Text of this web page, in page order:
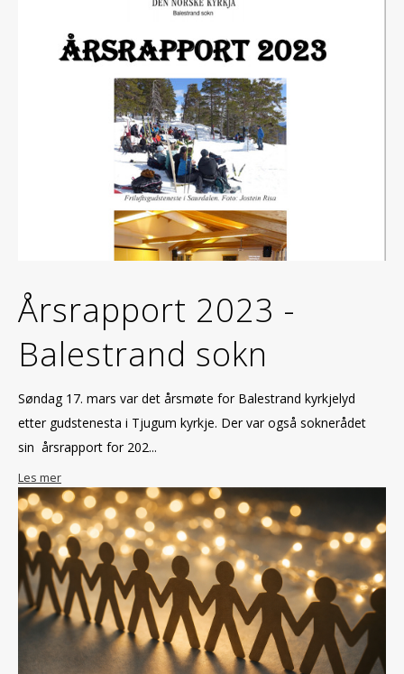
Årsrapport 2023 -
Balestrand sokn
Søndag 17. mars var det årsmøte for Balestrand kyrkjelyd
etter gudstenesta i Tjugum kyrkje. Der var også soknerådet
sin årsrapport for 202...
Les mer